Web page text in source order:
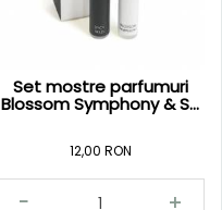
Set mostre parfumuri
Blossom Symphony & S...
12,00 RON